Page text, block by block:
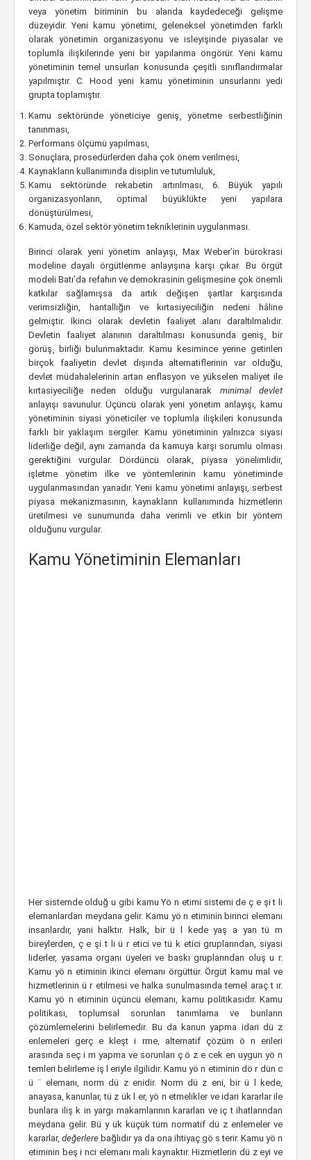
veya yönetim biriminin bu alanda kaydedeceği gelişme
düzeyidir. Yeni kamu yönetimi, geleneksel yönetimden farklı
olarak yönetimin organizasyonu ve isleyişinde piyasalar ve
toplumla ilişkilerinde yeni bir yapılanma öngörür. Yeni kamu
yönetiminin temel unsurları konusunda çeşitli sınıflandırmalar
yapılmıştır. C. Hood yeni kamu yönetiminin unsurlarını yedi
grupta toplamıştır.
Kamu sektöründe yöneticiye geniş¸ yönetme serbestliğinin
tanınması,
Performans ölçümü yapılması,
Sonuçlara, prosedürlerden daha çok önem verilmesi,
Kaynakların kullanımında disiplin ve tutumluluk,
Kamu sektöründe rekabetin artırılması, 6. Büyük yapılı
organizasyonların, optimal büyüklükte yeni yapılara
dönüştürülmesi,
Kamuda, özel sektör yönetim tekniklerinin uygulanması.
Birinci olarak yeni yönetim anlayışı, Max Weber’in bürokrasi
modeline dayalı örgütlenme anlayışına karşı çıkar. Bu örgüt
modeli Batı’da refahın ve demokrasinin gelişmesine çok önemli
katkılar sağlamışsa da artık değişen şartlar karşısında
verimsizliğin, hantallığın ve kırtasiyeciliğin nedeni hâline
gelmiştir. İkinci olarak devletin faaliyet alanı daraltılmalıdır.
Devletin faaliyet alanının daraltılması konusunda geniş¸ bir
görüş¸ birliği bulunmaktadır. Kamu kesimince yerine getirilen
birçok faaliyetin devlet dışında alternatiflerinin var olduğu,
devlet müdahalelerinin artan enflasyon ve yükselen maliyet ile
kırtasiyeciliğe neden olduğu vurgulanarak minimal devlet
anlayışı savunulur. Üçüncü olarak yeni yönetim anlayışı, kamu
yönetiminin siyasi yöneticiler ve toplumla ilişkileri konusunda
farklı bir yaklaşım sergiler. Kamu yönetiminin yalnızca siyasi
liderliğe değil, aynı zamanda da kamuya karşı sorumlu olması
gerektiğini vurgular. Dördüncü olarak, piyasa yönelimlidir,
işletme yönetim ilke ve yöntemlerinin kamu yönetiminde
uygulanmasından yanadır. Yeni kamu yönetimi anlayışı, serbest
piyasa mekanizmasının, kaynakların kullanımında hizmetlerin
üretilmesi ve sunumunda daha verimli ve etkin bir yöntem
olduğunu vurgular.
Kamu Yönetiminin Elemanları
Her sistemde olduğ u gibi kamu Yö n etimi sistemi de ç e şi t li
elemanlardan meydana gelir. Kamu yö n etiminin birinci elemanı
insanlardır, yani halktır. Halk, bir ü l kede yaş a yan tü m
bireylerden, ç e şi t li ü r etici ve tü k etici gruplarından, siyasi
liderler, yasama organı üyeleri ve baskı gruplarından oluş u r.
Kamu yö n etiminin ikinci elemanı örgüttür. Örgüt kamu mal ve
hizmetlerinin ü r etilmesi ve halka sunulmasında temel araç t ır.
Kamu yö n etiminin üçüncü elemanı, kamu politikasıdır. Kamu
politikası, toplumsal sorunları tanımlama ve bunların
çözümlemelerini belirlemedir. Bu da kanun yapma idari dü z
enlemeleri gerç e kleşt i rme, alternatif çözüm ö n erileri
arasında seç i m yapma ve sorunları ç ö z e cek en uygun yö n
temleri belirleme iş l eriyle ilgilidir. Kamu yö n etiminin dö r dün c
ü ¨ elemanı, norm dü z enidir. Norm dü z eni, bir ü l kede,
anayasa, kanunlar, tü z ük l er, yö n etmelikler ve idari kararlar ile
bunlara iliş k in yargı makamlarının kararları ve iç t ihatlarından
meydana gelir. Bü y ük küçük tüm normatif dü z enlemeler ve
kararlar, değerlere bağlıdır ya da ona ihtiyaç gö s terir. Kamu yö n
etiminin beş i nci elemanı mali kaynaktır. Hizmetlerin dü z eyi ve